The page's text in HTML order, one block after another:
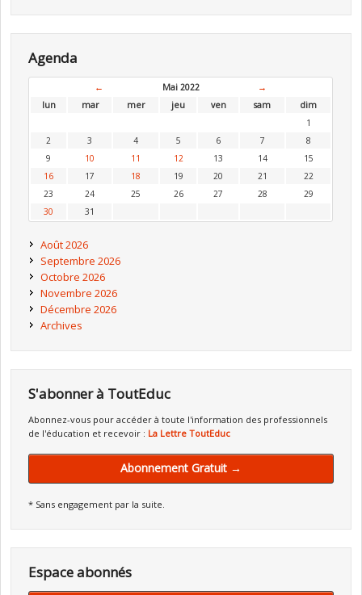
Agenda
← Mai 2022
→
lun
mar mer jeu ven sam
dim
1
2
3 4 5 6 7
8
9
10 11 12 13 14
15
16
17 18 19 20 21
22
23
24 25 26 27 28
29
30
31
Août 2026
Septembre 2026
Octobre 2026
Novembre 2026
Décembre 2026
Archives
S'abonner à ToutEduc
Abonnez-vous pour accéder à toute l'information des professionnels
de l'éducation et recevoir : La Lettre ToutEduc
Abonnement Gratuit →
* Sans engagement par la suite.
Espace abonnés